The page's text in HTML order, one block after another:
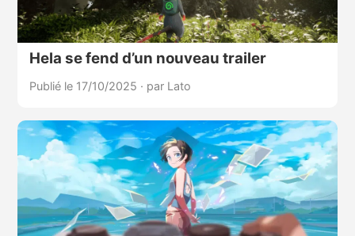
Hela se fend d’un nouveau trailer
Publié le 17/10/2025 · par Lato